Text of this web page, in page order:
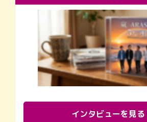
インタビューを見る